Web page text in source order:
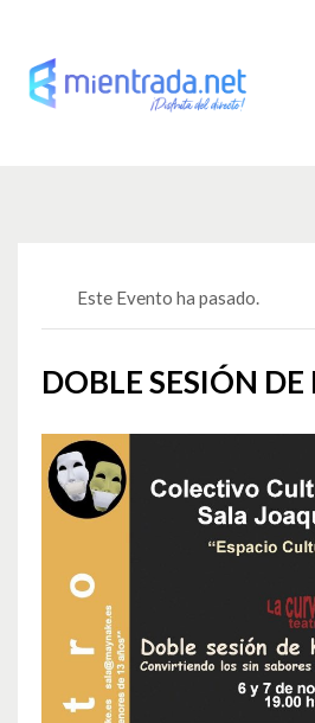
Este Evento ha pasado.
DOBLE SESIÓN